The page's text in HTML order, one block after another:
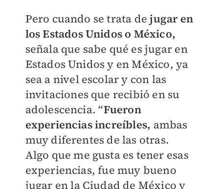
Pero cuando se trata dejugar en
los Estados Unidos o México,
señala que sabe qué es jugar en
Estados Unidos y en México, ya
sea a nivel escolar y con las
invitaciones que recibió en su
adolescencia. “Fueron
experiencias increíbles, ambas
muy diferentes de las otras.
Algo que me gusta es tener esas
experiencias, fue muy bueno
jugar en la Ciudad de México y